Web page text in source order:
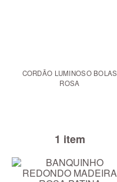
CORDÃO LUMINOSO BOLAS
ROSA
1 item